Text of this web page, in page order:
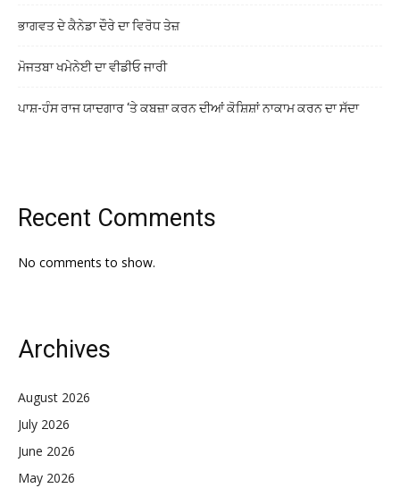
ਭਾਗਵਤ ਦੇ ਕੈਨੇਡਾ ਦੌਰੇ ਦਾ ਵਿਰੋਧ ਤੇਜ਼
ਮੋਜਤਬਾ ਖਮੇਨੇਈ ਦਾ ਵੀਡੀਓ ਜਾਰੀ
ਪਾਸ਼-ਹੰਸ ਰਾਜ ਯਾਦਗਾਰ ‘ਤੇ ਕਬਜ਼ਾ ਕਰਨ ਦੀਆਂ ਕੋਸ਼ਿਸ਼ਾਂ ਨਾਕਾਮ ਕਰਨ ਦਾ ਸੱਦਾ
Recent Comments
No comments to show.
Archives
August 2026
July 2026
June 2026
May 2026